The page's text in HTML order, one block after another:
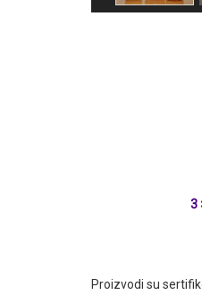
3 > 5 % niža
Proizvodi su